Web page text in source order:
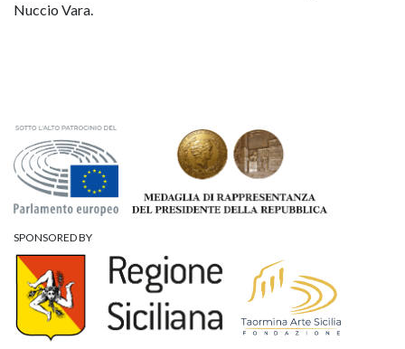
Nuccio Vara.
SPONSORED BY